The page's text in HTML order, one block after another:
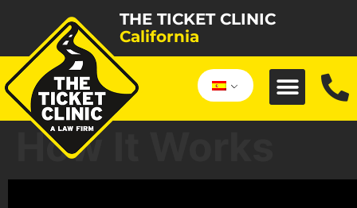
THE TICKET CLINIC
California
How It Works